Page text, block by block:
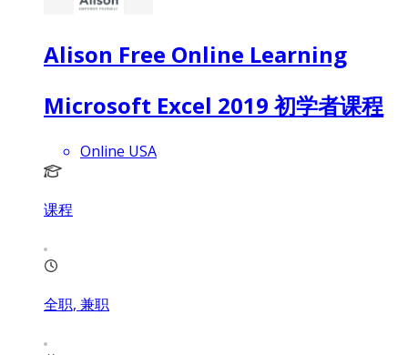
Alison Free Online Learning
Microsoft Excel 2019 初学者课程
Online USA
课程
全职, 兼职